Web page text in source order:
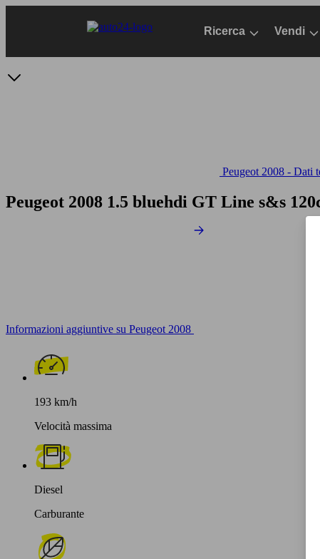
Ricerca Vendi
Peugeot 2008 - Dati
Peugeot 2008 1.5 bluehdi GT Line s&s
Informazioni aggiuntive su Peugeot 2008
193 km/h
Velocità massima
Diesel
Carburante